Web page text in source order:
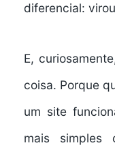
diferencial:
E,
coisa. Porque
um site
mais simples